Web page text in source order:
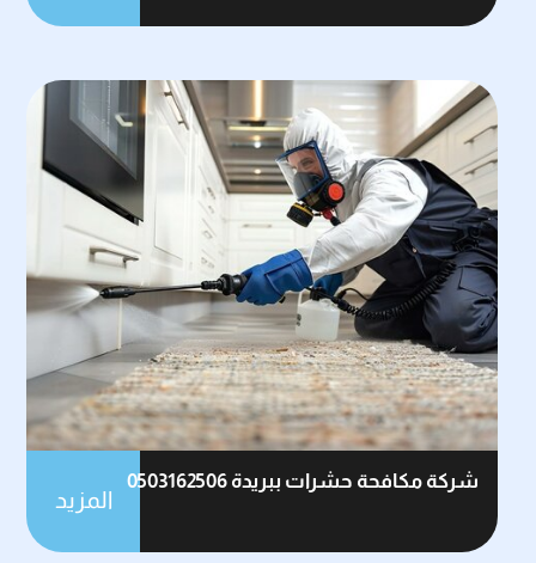
شركة مكافحة حشرات ببريدة 0503162506
المزيد